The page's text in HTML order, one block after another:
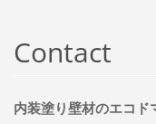
Contact
内装塗り壁材のエコド